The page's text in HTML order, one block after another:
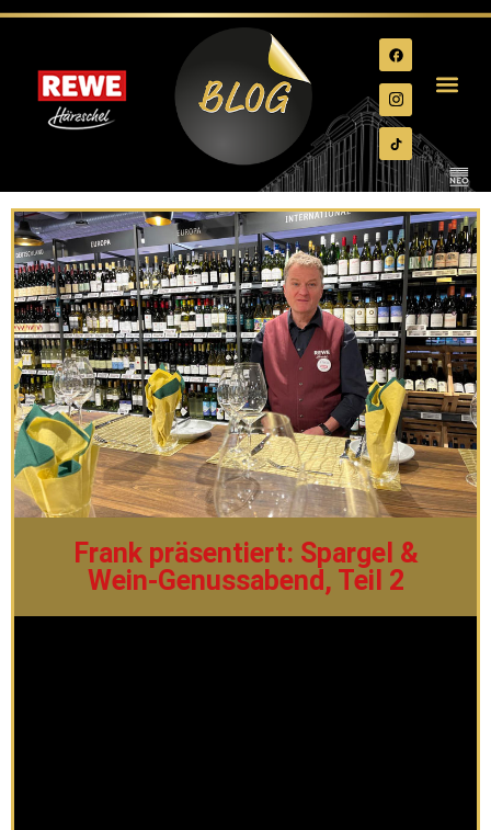
Frank präsentiert: Spargel &
Wein-Genussabend, Teil 2